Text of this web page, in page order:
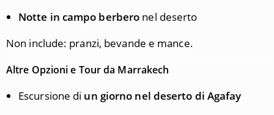
Notte in campo berbero nel deserto
Non include: pranzi, bevande e mance.
Altre Opzioni e Tour da Marrakech
Escursione di un giorno nel deserto di Agafay